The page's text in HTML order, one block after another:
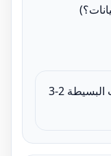
غالبًا ما توفر صورة التثبيت البسيطة 2-3